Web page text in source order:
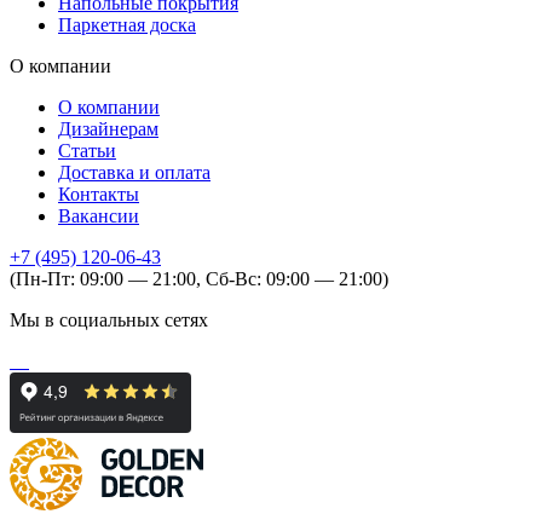
Паркетная доска
О компании
О компании
Дизайнерам
Статьи
Доставка и оплата
Контакты
Вакансии
+7 (495) 120-06-43
(Пн-Пт: 09:00 — 21:00, Сб-Вс: 09:00 — 21:00)
Мы в социальных сетях